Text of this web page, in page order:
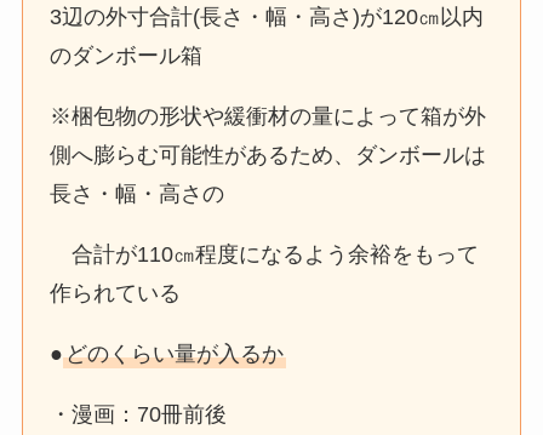
売中止の理由は？市販薬や類似品
が買えるか調査！
キヨなどドラッグストアや
ってる？スーパーやドラッグスト
3辺の外寸合計(長さ・幅・高さ)が120㎝以内
のダンボール箱
※梱包物の形状や緩衝材の量によって箱が外
側へ膨らむ可能性があるため、ダンボールは
長さ・幅・高さの
合計が110㎝程度になるよう余裕をもって
作られている
●どのくらい量が入るか
・漫画：70冊前後